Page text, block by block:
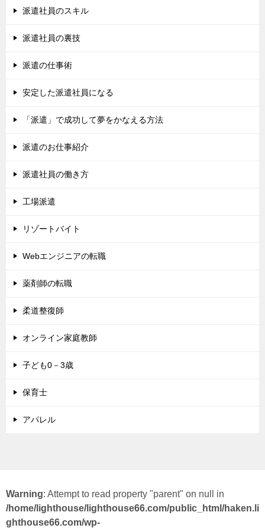
派遣社員のスキル
派遣社員の裏技
派遣の仕事術
安定した派遣社員になる
「派遣」で成功して夢をかなえる方法
派遣のお仕事紹介
派遣社員の働き方
工場派遣
リゾートバイト
Webエンジニアの転職
薬剤師の転職
柔道整復師
オンライン家庭教師
子ども0－3歳
保育士
アパレル
Warning: Attempt to read property "parent" on null in
/home/lighthouse/lighthouse66.com/public_html/haken.li
ghthouse66.com/wp-